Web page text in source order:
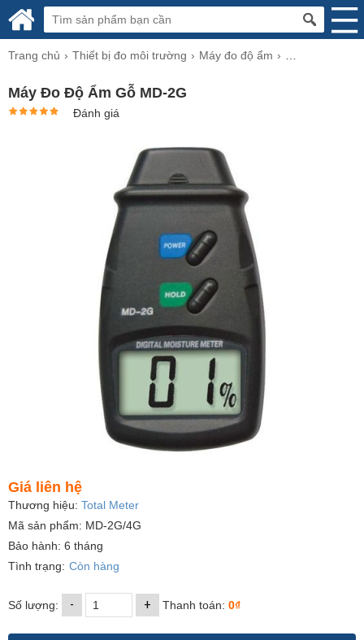
Trang chủ Thiết bị đo môi trường Máy đo độ ẩm
Máy Đo Độ Ẩm Gỗ MD-2G
Đánh giá
Giá liên hệ
Thương hiệu: Total Meter
Mã sản phẩm: MD-2G/4G
Bảo hành: 6 tháng
Tình trạng: Còn hàng
Số lượng: - + Thanh toán: 0₫